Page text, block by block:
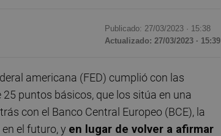
Publicado: 27/03/2023 · 15:38
Actualizado: 27/03/2023 · 15:39
americana (FED) cumplió con las
puntos básicos, que los sitúa en una
con el Banco Central Europeo (BCE), la
el futuro, y en lugar de volver a afirmar